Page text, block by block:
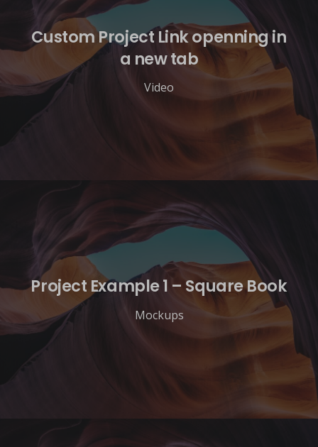
Custom Project Link openning in
a new tab
Video
Project Example 1 – Square Book
Mockups